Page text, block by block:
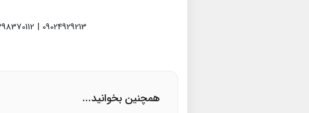
09024929213 | 09398370112 | 09936974518
همچنین بخوانید...